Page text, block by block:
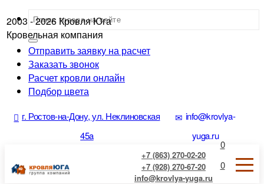
Отправить заявку на расчет
Заказать звонок
Расчет кровли онлайн
Подбор цвета
г. Ростов-на-Дону, ул. Неклиновская
45a
info@krovlya-
yuga.ru
+7 (863) 270-02-20
+7 (928) 270-67-20
info@krovlya-yuga.ru
0
0
2003 - 2026Кровля Юга
Кровельная компания